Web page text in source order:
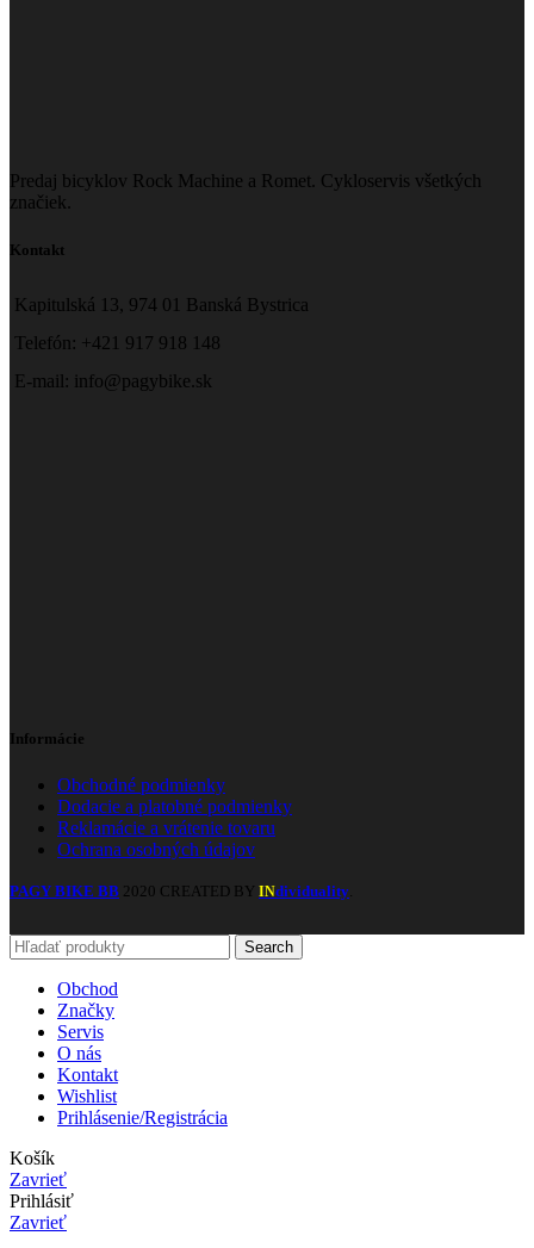
Predaj bicyklov Rock Machine a Romet. Cykloservis všetkých
značiek.
Kontakt
Kapitulská 13, 974 01 Banská Bystrica
Telefón: +421 917 918 148
E-mail: info@pagybike.sk
Informácie
Obchodné podmienky
Dodacie a platobné podmienky
Reklamácie a vrátenie tovaru
Ochrana osobných údajov
PAGY BIKE BB 2020 CREATED BY INdividuality.
Search
Obchod
Značky
Servis
O nás
Kontakt
Wishlist
Prihlásenie/Registrácia
Košík
Zavrieť
Prihlásiť
Zavrieť